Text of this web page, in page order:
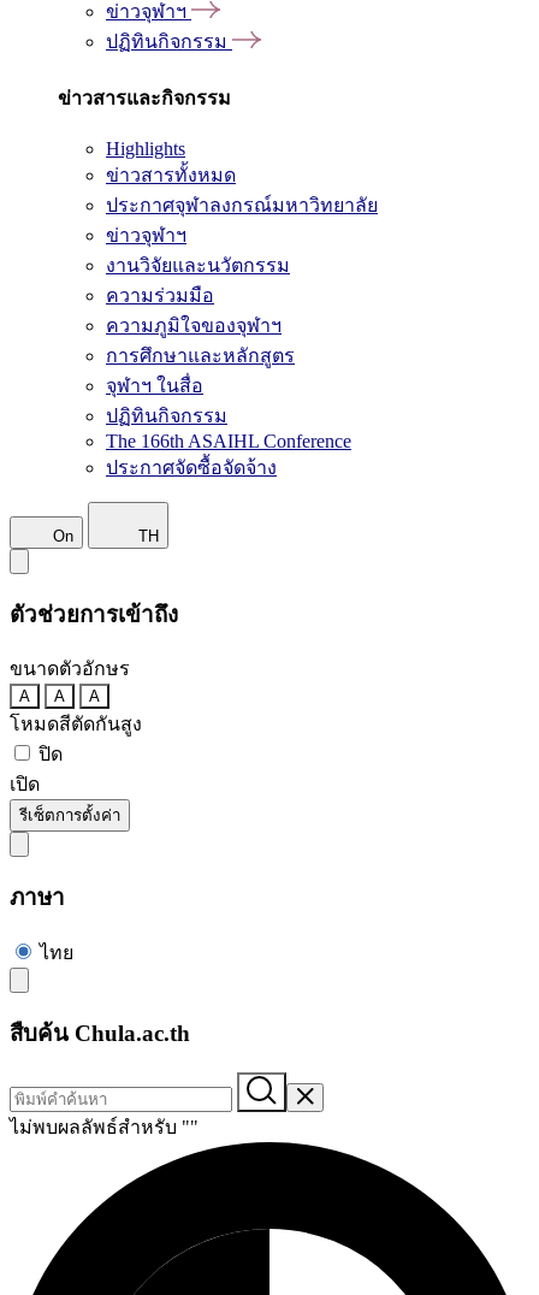
ข่าวจุฬาฯ
ปฏิทินกิจกรรม
ข่าวสารและกิจกรรม
Highlights
ข่าวสารทั้งหมด
ประกาศจุฬาลงกรณ์มหาวิทยาลัย
ข่าวจุฬาฯ
งานวิจัยและนวัตกรรม
ความร่วมมือ
ความภูมิใจของจุฬาฯ
การศึกษาและหลักสูตร
จุฬาฯ ในสื่อ
ปฏิทินกิจกรรม
The 166th ASAIHL Conference
ประกาศจัดซื้อจัดจ้าง
On TH
ตัวช่วยการเข้าถึง
ขนาดตัวอักษร
A A A
โหมดสีตัดกันสูง
ปิด
เปิด
รีเซ็ตการตั้งค่า
ภาษา
ไทย
สืบค้น Chula.ac.th
ไม่พบผลลัพธ์สำหรับ ""